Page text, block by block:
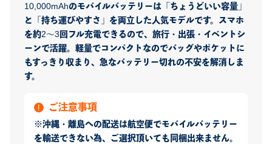
10,000mAhのモバイルバッテリーは「ちょうどいい容量」
と「持ち運びやすさ」を両立した人気モデルです。スマホ
を約2～3回フル充電できるので、旅行・出張・イベントシ
ーンで活躍。軽量でコンパクトなのでバッグやポケットに
もすっきり収まり、急なバッテリー切れの不安を解消しま
す。
ご注意事項
※沖縄・離島への配送は航空便でモバイルバッテリー
を輸送できない為、ご選択頂いても同梱出来ません。